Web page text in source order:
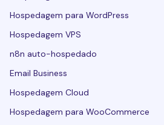
Hospedagem para WordPress
Hospedagem VPS
n8n auto-hospedado
Email Business
Hospedagem Cloud
Hospedagem para WooCommerce